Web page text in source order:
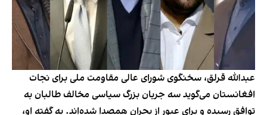
عبدالله قرلق، سخنگوی شوراى عالى مقاومت ملى براى نجات
افغانستان می‌گوید سه جریان بزرگ سیاسی مخالف طالبان به
توافق رسیده و برای عبور از بحران همصدا شده‌اند. به گفته او،